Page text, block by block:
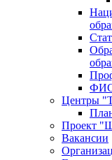
Центры
Проект
Вакансии